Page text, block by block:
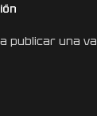
publicar una